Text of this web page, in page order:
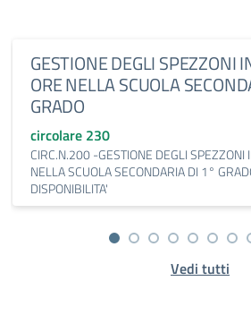
GESTIONE DEGLI SPEZZONI
ORE NELLA SCUOLA
GRADO
circolare 230
CIRC.N.200 -GESTIONE DEGLI SPEZZONI
NELLA SCUOLA SECONDARIA DI 1°
DISPONIBILITA'
Vedi tutti